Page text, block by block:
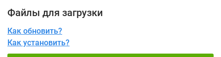
Файлы для загрузки
Как обновить?
Как установить?